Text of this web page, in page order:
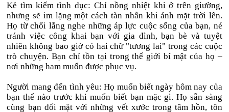
Kẻ tìm kiếm tình dục: Chỉ nồng nhiệt khi ở trên giường,
nhưng sẽ im lặng một cách tàn nhẫn khi ánh mặt trời lên.
Họ từ chối lắng nghe những áp lực cuộc sống của bạn, né
tránh việc công khai bạn với gia đình, bạn bè và tuyệt
nhiên không bao giờ có hai chữ "tương lai" trong các cuộc
trò chuyện. Bạn chỉ tồn tại trong thế giới bí mật của họ –
nơi những ham muốn được phục vụ.
Người mang đến tình yêu: Họ muốn biết ngày hôm nay của
bạn thế nào trước khi muốn biết bạn mặc gì. Họ sẵn sàng
cùng bạn đối mặt với những vết xước trong tâm hồn, tôn